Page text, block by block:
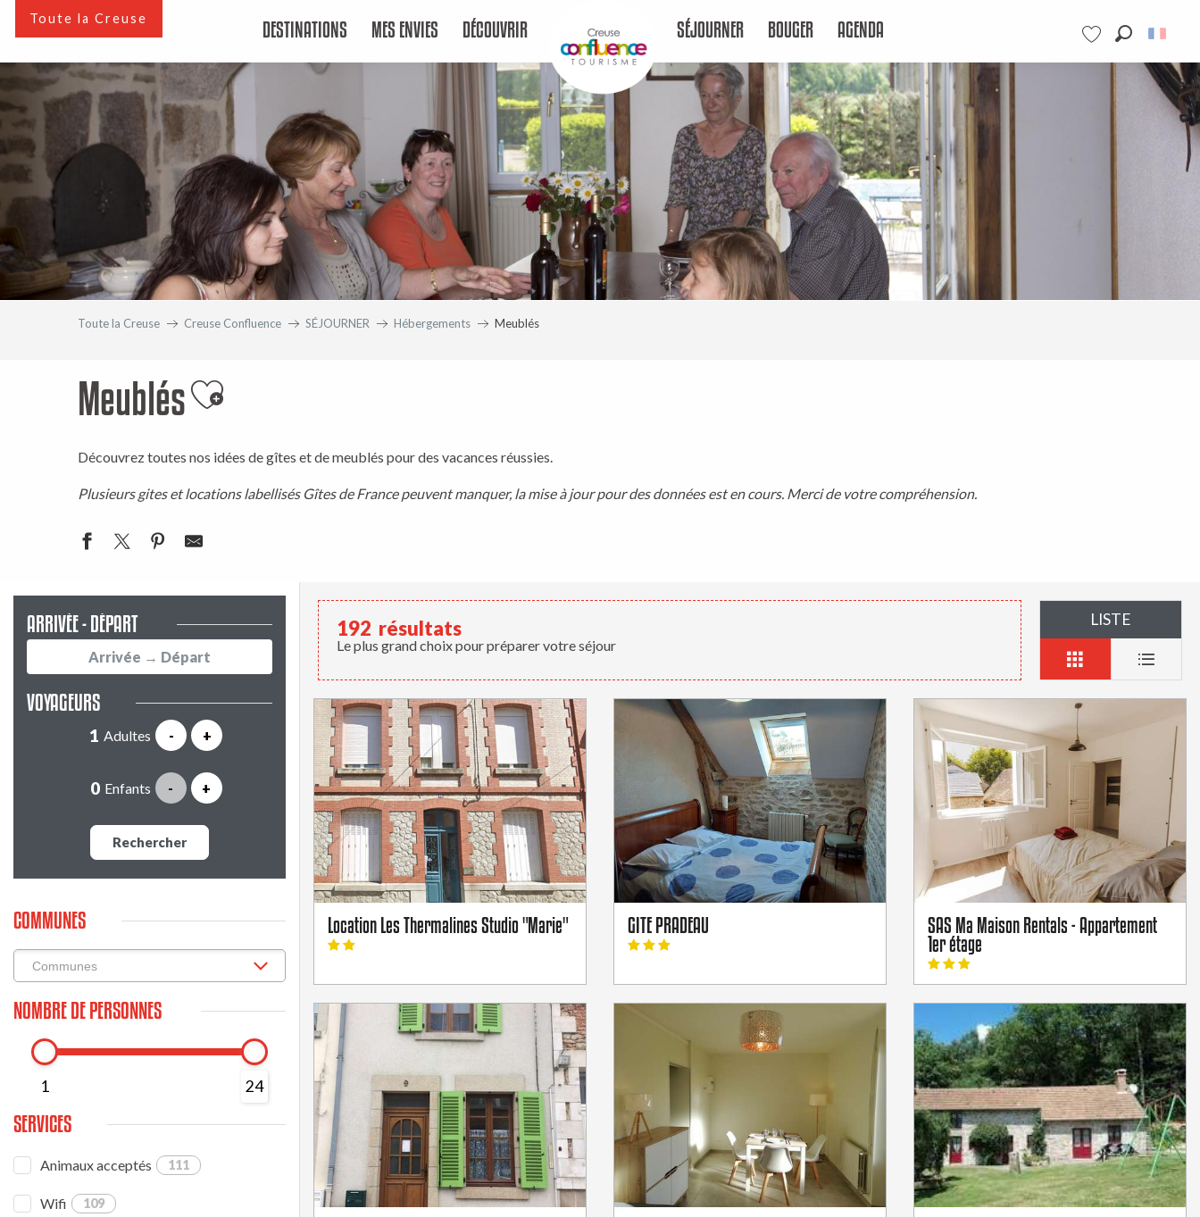
principal
Voir les favoris
Toute la Creuse DESTINATIONS MES ENVIES DÉCOUVRIR SÉJOURNER BOUGER AGENDA
Toute la Creuse Creuse Confluence SÉJOURNER Hébergements Meublés
MeublésAjouter aux favoris
Découvrez toutes nos idées de gîtes et de meublés pour des vacances réussies.
Plusieurs gites et locations labellisés Gîtes de France peuvent manquer, la mise à jour pour des données est en cours. Merci de votre compréhension.
ARRIVÉE - DÉPART
VOYAGEURS
Adultes - +
Enfants - +
Rechercher
COMMUNES
NOMBRE DE PERSONNES
1 24
SERVICES
Animaux acceptés 111
Wifi 109
192 résultats
Le plus grand choix pour préparer votre séjour
LISTE
Location Les Thermalines Studio "Marie" GITE PRADEAU
SAS Ma Maison Rentals - Appartement
1er étage